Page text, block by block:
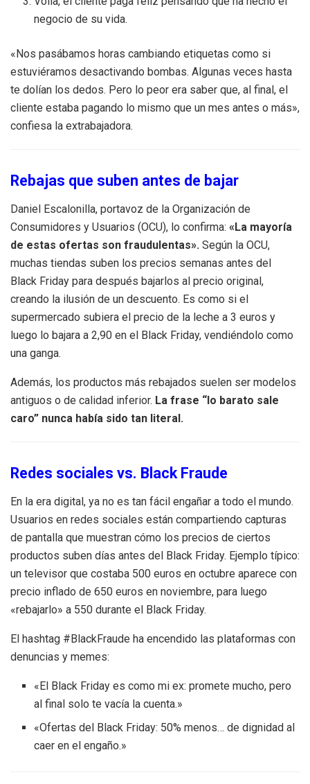
negocio de su vida.
«Nos pasábamos horas cambiando etiquetas como si
estuviéramos desactivando bombas. Algunas veces hasta
te dolían los dedos. Pero lo peor era saber que, al final, el
cliente estaba pagando lo mismo que un mes antes o más»,
confiesa la extrabajadora.
Rebajas que suben antes de bajar
Daniel Escalonilla, portavoz de la Organización de
Consumidores y Usuarios (OCU), lo confirma: «La mayoría
de estas ofertas son fraudulentas». Según la OCU,
muchas tiendas suben los precios semanas antes del
Black Friday para después bajarlos al precio original,
creando la ilusión de un descuento. Es como si el
supermercado subiera el precio de la leche a 3 euros y
luego lo bajara a 2,90 en el Black Friday, vendiéndolo como
una ganga.
Además, los productos más rebajados suelen ser modelos
antiguos o de calidad inferior. La frase “lo barato sale
caro” nunca había sido tan literal.
Redes sociales vs. Black Fraude
En la era digital, ya no es tan fácil engañar a todo el mundo.
Usuarios en redes sociales están compartiendo capturas
de pantalla que muestran cómo los precios de ciertos
productos suben días antes del Black Friday. Ejemplo típico:
un televisor que costaba 500 euros en octubre aparece con
precio inflado de 650 euros en noviembre, para luego
«rebajarlo» a 550 durante el Black Friday.
El hashtag #BlackFraude ha encendido las plataformas con
denuncias y memes:
«El Black Friday es como mi ex: promete mucho, pero
al final solo te vacía la cuenta.»
«Ofertas del Black Friday: 50% menos… de dignidad al
caer en el engaño.»